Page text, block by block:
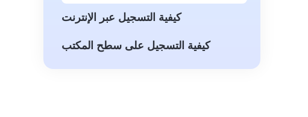
كيفية التسجيل عبر الإنترنت
كيفية التسجيل على سطح المكتب